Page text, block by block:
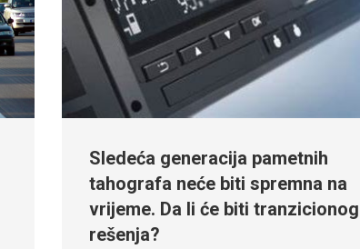
Sledeća generacija pametnih
tahografa neće biti spremna na
vrijeme. Da li će biti tranzicionog
rešenja?